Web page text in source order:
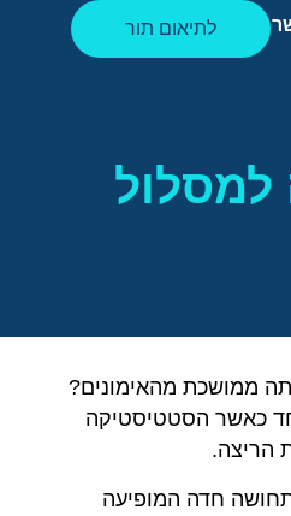
לתיאום תור
למסלול
ממושכת מהאימונים?
כאשר הסטטיסטיקה
חדה המופיעה